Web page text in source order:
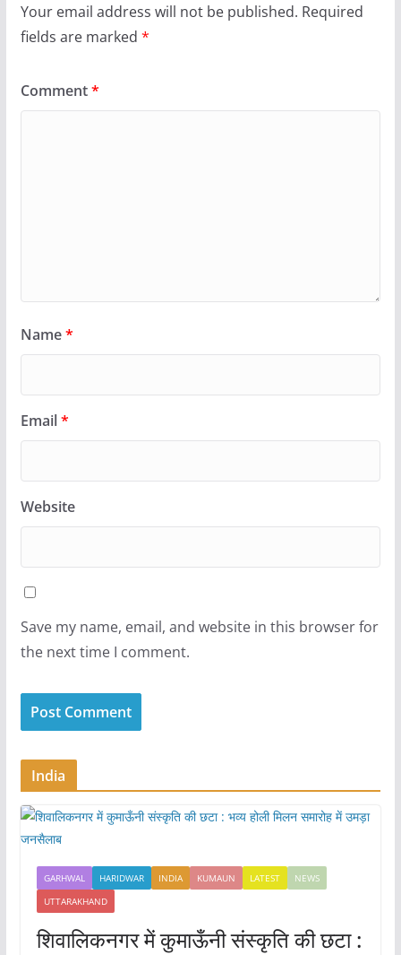
Your email address will not be published. Required
fields are marked *
Comment*
Name*
Email*
Website
Save my name, email, and website in this browser for
the next time I comment.
India
GARHWAL HARIDWAR INDIA KUMAUN LATEST
NEWS
UTTARAKHAND
शिवालिकनगर में कुमाऊँनी संस्कृति की छटा :